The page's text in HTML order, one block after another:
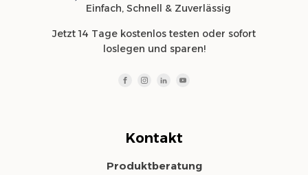
Einfach, Schnell & Zuverlässig
Jetzt 14 Tage kostenlos testen oder sofort
loslegen und sparen!
Kontakt
Produktberatung